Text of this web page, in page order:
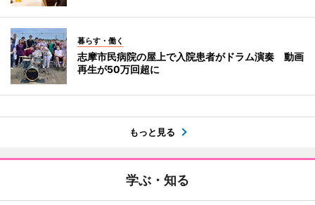
暮らす・働く
志摩市民病院の屋上で入院患者がドラム演奏 動画
再生が50万回超に
もっと見る
学ぶ・知る